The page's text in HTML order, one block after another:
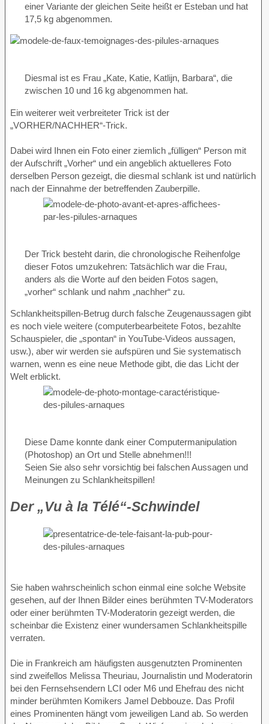
einer Variante der gleichen Seite heißt er Esteban und hat
17,5 kg abgenommen.
Diesmal ist es Frau „Kate, Katie, Katlijn, Barbara“, die
zwischen 10 und 16 kg abgenommen hat.
Ein weiterer weit verbreiteter Trick ist der
„VORHER/NACHHER“-Trick.
Dabei wird Ihnen ein Foto einer ziemlich „fülligen“ Person mit
der Aufschrift „Vorher“ und ein angeblich aktuelleres Foto
derselben Person gezeigt, die diesmal schlank ist und natürlich
nach der Einnahme der betreffenden Zauberpille.
Der Trick besteht darin, die chronologische Reihenfolge
dieser Fotos umzukehren: Tatsächlich war die Frau,
anders als die Worte auf den beiden Fotos sagen,
„vorher“ schlank und nahm „nachher“ zu.
Schlankheitspillen-Betrug durch falsche Zeugenaussagen gibt
es noch viele weitere (computerbearbeitete Fotos, bezahlte
Schauspieler, die „spontan“ in YouTube-Videos aussagen,
usw.), aber wir werden sie aufspüren und Sie systematisch
warnen, wenn es eine neue Methode gibt, die das Licht der
Welt erblickt.
Diese Dame konnte dank einer Computermanipulation
(Photoshop) an Ort und Stelle abnehmen!!!
Seien Sie also sehr vorsichtig bei falschen Aussagen und
Meinungen zu Schlankheitspillen!
Der „Vu à la Télé“-Schwindel
Sie haben wahrscheinlich schon einmal eine solche Website
gesehen, auf der Ihnen Bilder eines berühmten TV-Moderators
oder einer berühmten TV-Moderatorin gezeigt werden, die
scheinbar die Existenz einer wundersamen Schlankheitspille
verraten.
Die in Frankreich am häufigsten ausgenutzten Prominenten
sind zweifellos Melissa Theuriau, Journalistin und Moderatorin
bei den Fernsehsendern LCI oder M6 und Ehefrau des nicht
minder berühmten Komikers Jamel Debbouze. Das Profil
eines Prominenten hängt vom jeweiligen Land ab. So werden